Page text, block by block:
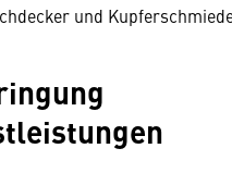
und